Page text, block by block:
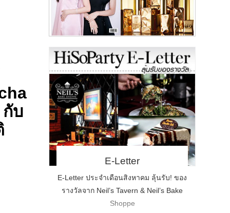
กับ
E-Letter
E-Letter ประจำเดือนสิงหาคม ลุ้นรับ! ของ
รางวัลจาก Neil’s Tavern & Neil’s Bake
Shoppe